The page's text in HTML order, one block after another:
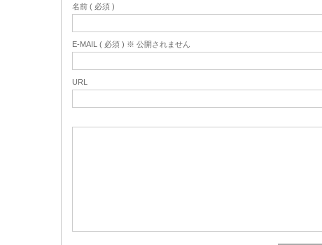
名前 ( 必須 )
E-MAIL ( 必須 ) ※ 公開されません
URL